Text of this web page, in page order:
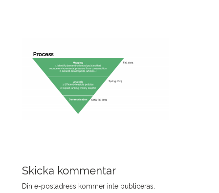
Skicka kommentar
Din e-postadress kommer inte publiceras.